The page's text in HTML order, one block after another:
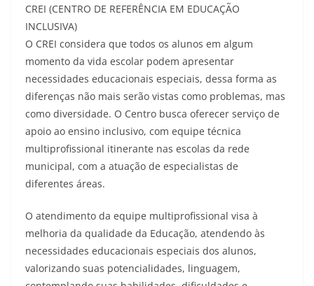
CREI (CENTRO DE REFERÊNCIA EM EDUCAÇÃO
INCLUSIVA)
O CREI considera que todos os alunos em algum
momento da vida escolar podem apresentar
necessidades educacionais especiais, dessa forma as
diferenças não mais serão vistas como problemas, mas
como diversidade. O Centro busca oferecer serviço de
apoio ao ensino inclusivo, com equipe técnica
multiprofissional itinerante nas escolas da rede
municipal, com a atuação de especialistas de
diferentes áreas.
O atendimento da equipe multiprofissional visa à
melhoria da qualidade da Educação, atendendo às
necessidades educacionais especiais dos alunos,
valorizando suas potencialidades, linguagem,